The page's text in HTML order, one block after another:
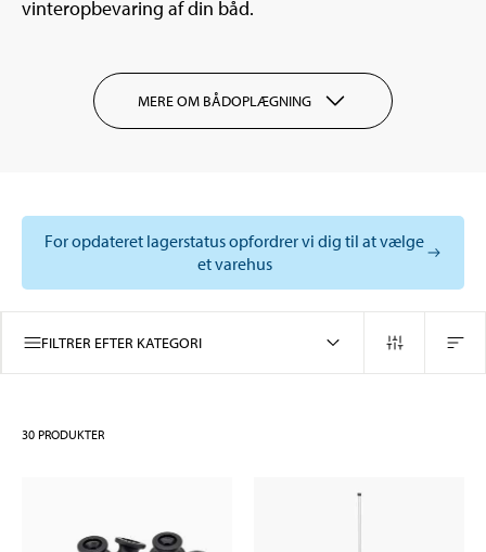
vinteropbevaring af din båd.
MERE OM BÅDOPLÆGNING
For opdateret lagerstatus opfordrer vi dig til at vælge
et varehus
FILTRER EFTER KATEGORI
30 PRODUKTER